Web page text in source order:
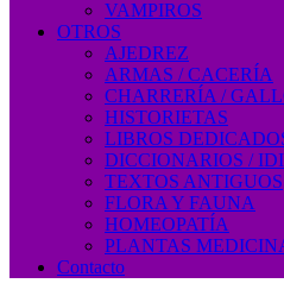
VAMPIROS
OTROS
AJEDREZ
ARMAS / CACERÍA
CHARRERÍA /
HISTORIETAS
LIBROS
DICCIONARIOS /
TEXTOS ANTIGUOS
FLORA Y FAUNA
HOMEOPATÍA
PLANTAS
Contacto